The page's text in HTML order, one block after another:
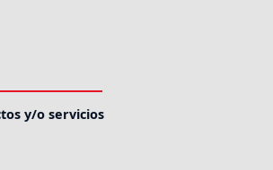
y/o servicios